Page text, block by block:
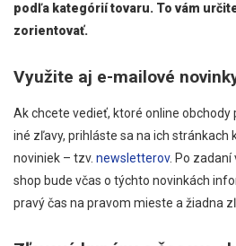
podľa kategórií tovaru. To vám
zorientovať.
Využite aj e-mailové
Ak chcete vedieť, ktoré online obchody
iné zľavy, prihláste sa na ich stránkach
noviniek – tzv. newsletterov. Po zadaní
shop bude včas o týchto novinkách
pravý čas na pravom mieste a žiadna